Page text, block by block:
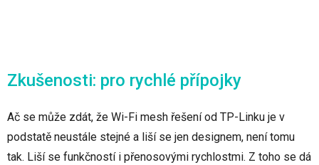
Zkušenosti: pro rychlé přípojky
Ač se může zdát, že Wi-Fi mesh řešení od TP-Linku je v
podstatě neustále stejné a liší se jen designem, není tomu
tak. Liší se funkčností i přenosovými rychlostmi. Z toho se dá